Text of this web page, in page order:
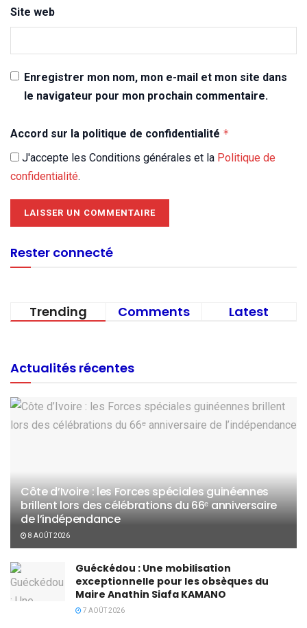
Site web
Enregistrer mon nom, mon e-mail et mon site dans
le navigateur pour mon prochain commentaire.
Accord sur la politique de confidentialité *
J'accepte les Conditions générales et la Politique de
confidentialité.
Rester connecté
Trending Comments Latest
Actualités récentes
Côte d’Ivoire : les Forces spéciales guinéennes
brillent lors des célébrations du 66ᵉ anniversaire
de l’indépendance
8 AOÛT 2026
Guéckédou : Une mobilisation
exceptionnelle pour les obsèques du
Maire Anathin Siafa KAMANO
7 AOÛT 2026